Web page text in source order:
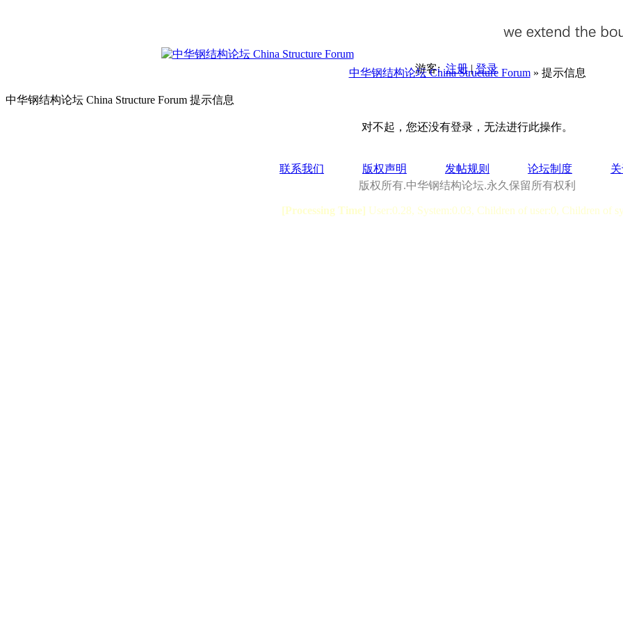
游客:注册|登录
中华钢结构论坛 China Structure Forum» 提示信息
中华钢结构论坛 China Structure Forum 提示信息
对不起，您还没有登录，无法进行此操作。
联系我们 版权声明 发帖规则 论坛制度
版权所有.中华钢结构论坛.永久保留所有权利
[Processing Time] User:0.28, System:0.03, Children of user:0, Children of